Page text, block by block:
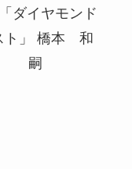
ダイヤモンド
ト」 橋本 和
嗣